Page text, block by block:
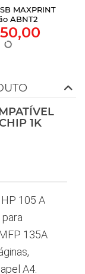
MAXPRINT
ABNT2
1K
105 A
135A
A4.